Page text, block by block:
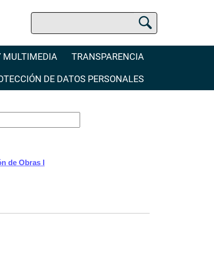
Buscar
MULTIMEDIA TRANSPARENCIA
DE DATOS PERSONALES
de Obras I